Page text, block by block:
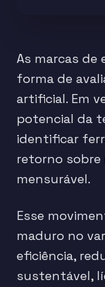
As marcas de
forma de
artificial. Em
potencial da
identificar
retorno sobre
mensurável.
Esse
maduro no
eficiência,
sustentável,